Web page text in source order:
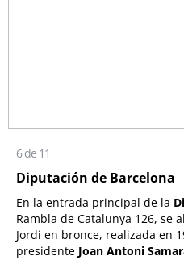
6 de 11
Diputación de Barcelona
En la entrada principal de la
Rambla de Catalunya 126, se
Jordi en bronce, realizada en
presidente Joan Antoni